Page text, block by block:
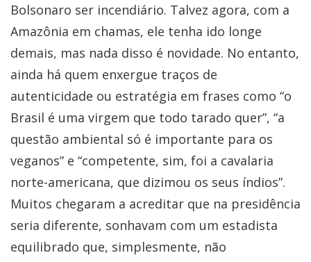
Bolsonaro ser incendiário. Talvez agora, com a
Amazônia em chamas, ele tenha ido longe
demais, mas nada disso é novidade. No entanto,
ainda há quem enxergue traços de
autenticidade ou estratégia em frases como “o
Brasil é uma virgem que todo tarado quer”, “a
questão ambiental só é importante para os
veganos” e “competente, sim, foi a cavalaria
norte-americana, que dizimou os seus índios”.
Muitos chegaram a acreditar que na presidência
seria diferente, sonhavam com um estadista
equilibrado que, simplesmente, não